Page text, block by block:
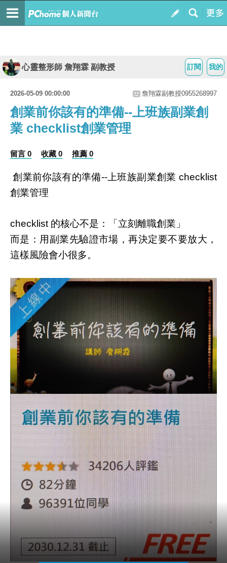
我的
訂閱
心靈整形師 詹翔霖 副教授
2026-05-09 00:00:00 詹翔霖副教授0955268997
創業前你該有的準備--上班族副業創
業 checklist創業管理
留言 0 收藏 0 推薦 0
創業前你該有的準備--上班族副業創業 checklist
創業管理
checklist 的核心不是：「立刻離職創業」
而是：用副業先驗證市場，再決定要不要放大，
這樣風險會小很多。